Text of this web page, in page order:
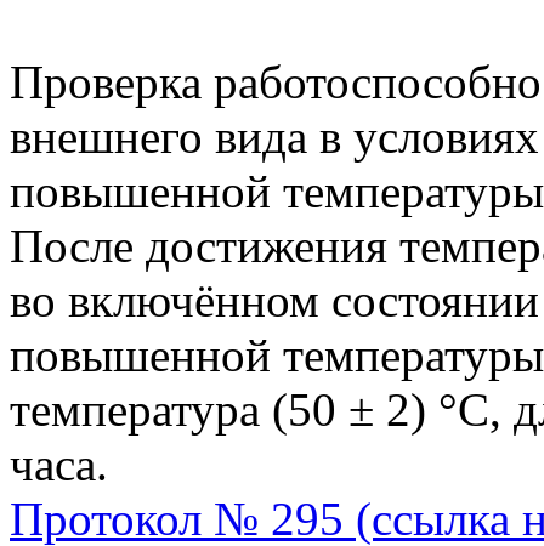
Проверка
внешнего вида в
повышенной
После достижения
во включённом
повышенной
температура (50 ± 2) °С,
часа.
Протокол № 295 (ссылка